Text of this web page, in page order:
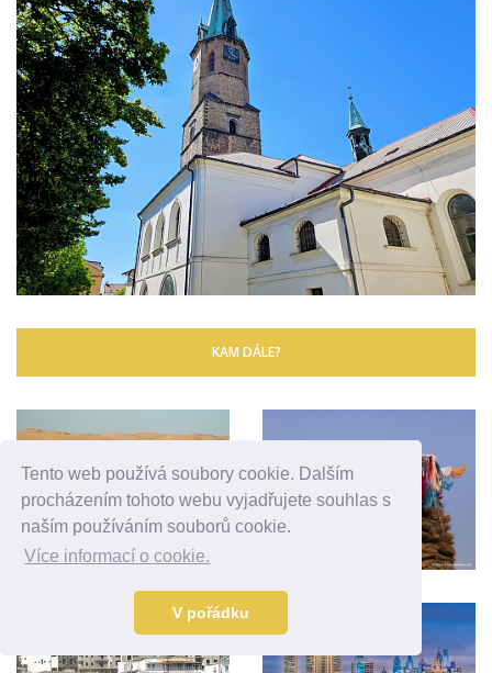
Tento web používá soubory cookie. Dalším
procházením tohoto webu vyjadřujete souhlas s
naším používáním souborů cookie.
Více informací o cookie.
V pořádku
KAM DÁLE?